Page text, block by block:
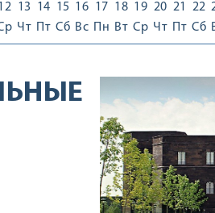
13
Чт
14
Пт
15
Сб
16
Вс
17
Пн
18
Вт
19
Ср
20
Чт
21
Пт
22
Сб